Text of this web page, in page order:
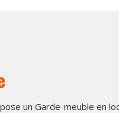
un Garde-meuble en